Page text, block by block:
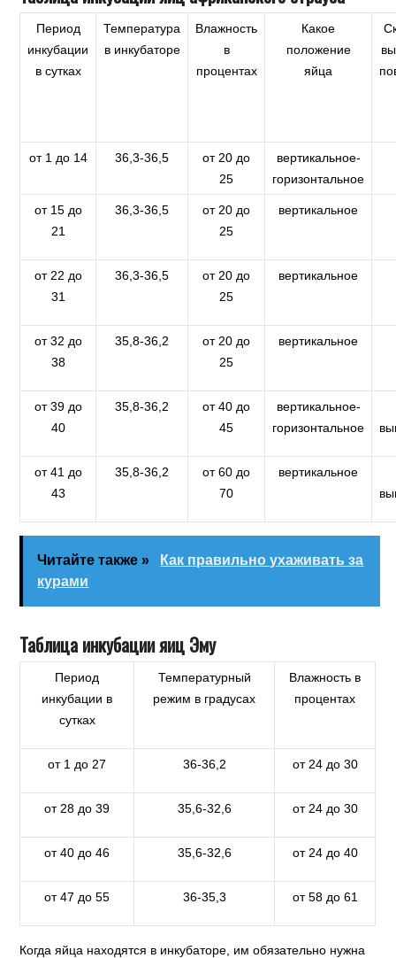
Период
инкубации
в сутках
Температура
в инкубаторе
Влажность
в
процентах
Какое
положение
яйца
от 1 до 14 36,3-36,5
от 20 до
25
вертикальное-
горизонтальное
от 15 до
21
36,3-36,5
от 20 до
25
вертикальное
от 22 до
31
36,3-36,5
от 20 до
25
вертикальное
от 32 до
38
35,8-36,2
от 20 до
25
вертикальное
от 39 до
40
35,8-36,2
от 40 до
45
вертикальное-
горизонтальное
от 41 до
43
35,8-36,2
от 60 до
70
вертикальное
Читайте также »
Как правильно ухаживать за
курами
Таблица инкубации яиц Эму
Период
инкубации в
сутках
Температурный
режим в градусах
Влажность в
процентах
от 1 до 27 36-36,2 от 24 до 30
от 28 до 39 35,6-32,6 от 24 до 30
от 40 до 46 35,6-32,6 от 24 до 40
от 47 до 55 36-35,3 от 58 до 61
Когда яйца находятся в инкубаторе, им обязательно нужна